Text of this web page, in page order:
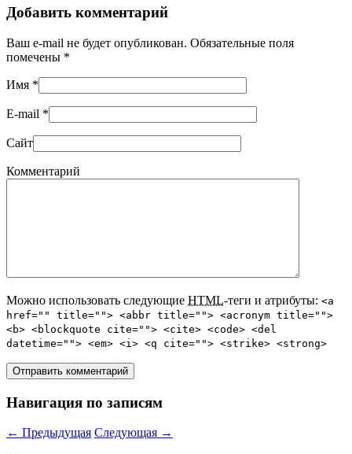
Добавить комментарий
Ваш e-mail не будет опубликован. Обязательные поля
помечены *
Имя *
E-mail *
Сайт
Комментарий
Можно использовать следующие HTML-теги и атрибуты: <a
href="" title=""> <abbr title=""> <acronym title="">
<b> <blockquote cite=""> <cite> <code> <del
datetime=""> <em> <i> <q cite=""> <strike> <strong>
Навигация по записям
← Предыдущая Следующая →